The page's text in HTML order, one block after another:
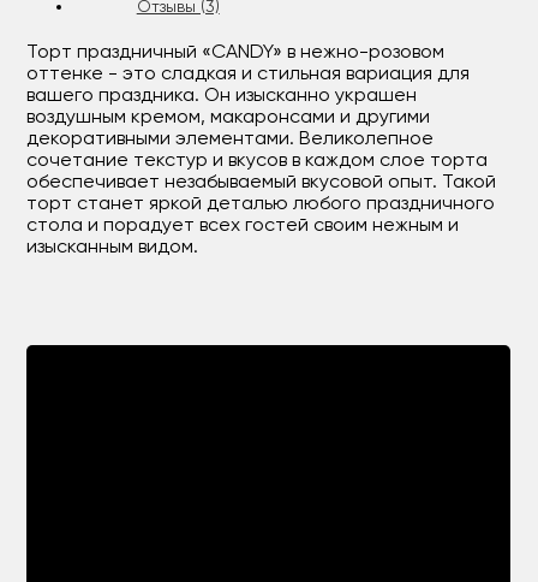
Отзывы (3)
Торт праздничный «CANDY» в нежно-розовом
оттенке - это сладкая и стильная вариация для
вашего праздника. Он изысканно украшен
воздушным кремом, макаронсами и другими
декоративными элементами. Великолепное
сочетание текстур и вкусов в каждом слое торта
обеспечивает незабываемый вкусовой опыт. Такой
торт станет яркой деталью любого праздничного
стола и порадует всех гостей своим нежным и
изысканным видом.